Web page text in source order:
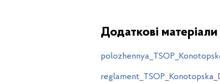
Додаткові матеріали